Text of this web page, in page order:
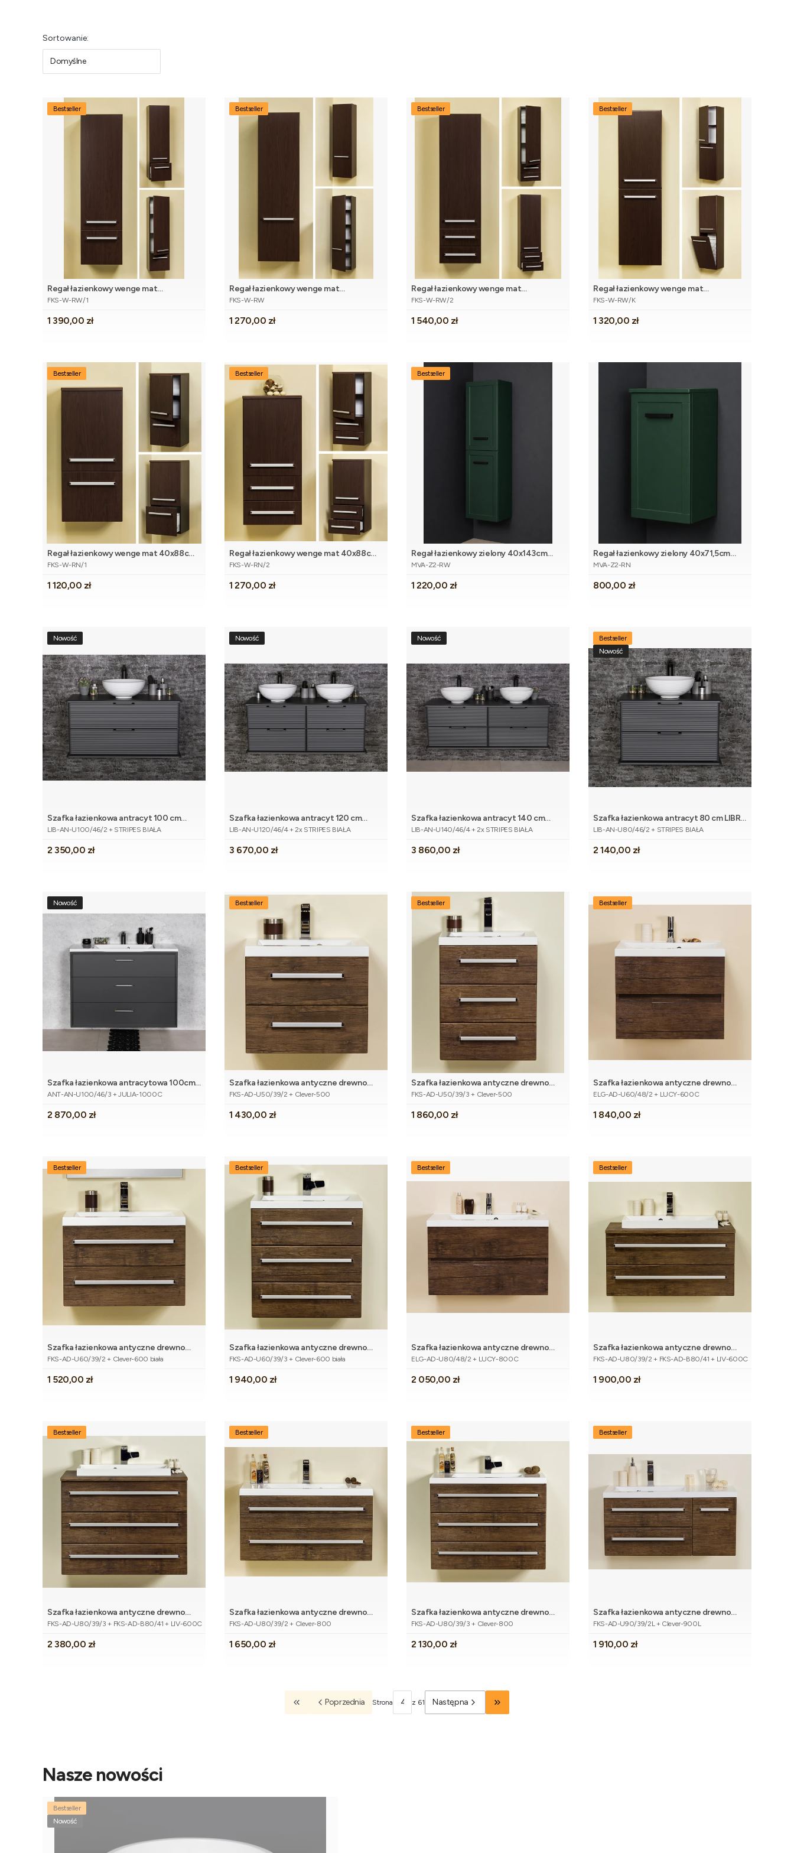
Lista produktów
Sortowanie:
Domyślne
Bestseller
Regał łazienkowy wenge mat
40x143,5cm FOKUS
Kod produktu
FKS-W-RW/1
Cena
1 390,00 zł
Bestseller
Regał łazienkowy wenge mat
40x143,5cm FOKUS
Kod produktu
FKS-W-RW
Cena
1 270,00 zł
Bestseller
Regał łazienkowy wenge mat
40x143,5cm FOKUS z dwiema
Kod produktu
FKS-W-RW/2
Cena
1 540,00 zł
Bestseller
Regał łazienkowy wenge mat
40x143,5cm FOKUS z koszem
Kod produktu
FKS-W-RW/K
Cena
1 320,00 zł
Bestseller
Regał łazienkowy wenge mat 40x88cm
FOKUS
Kod produktu
FKS-W-RN/1
Cena
1 120,00 zł
Bestseller
Dodaj do koszyka
Regał łazienkowy wenge mat 40x88cm
FOKUS z dwiema szufladami
Kod produktu
FKS-W-RN/2
Cena
1 270,00 zł
Bestseller
Dodaj do koszyka
Regał łazienkowy zielony 40x143cm
MEIVA
Kod produktu
MVA-Z2-RW
Cena
1 220,00 zł
Regał łazienkowy zielony 40x71,5cm
MEIVA
Kod produktu
MVA-Z2-RN
Cena
800,00 zł
Nowość
Dodaj do koszyka
Szafka łazienkowa antracyt 100 cm
LIBRA z umywalką
Kod produktu
LIB-AN-U100/46/2 + STRIPES BIAŁA
Cena
2 350,00 zł
Nowość
Dodaj do koszyka
Szafka łazienkowa antracyt 120 cm
LIBRA z dwiema umywalkami
Kod produktu
LIB-AN-U120/46/4 + 2x STRIPES BIAŁA
Cena
3 670,00 zł
Nowość
Dodaj do koszyka
Szafka łazienkowa antracyt 140 cm
LIBRA z dwiema umywalkami
Kod produktu
LIB-AN-U140/46/4 + 2x STRIPES BIAŁA
Cena
3 860,00 zł
Bestseller
Nowość
Dodaj do koszyka
Szafka łazienkowa antracyt 80 cm LIBRA
z umywalką
Kod produktu
LIB-AN-U80/46/2 + STRIPES BIAŁA
Cena
2 140,00 zł
Nowość
Szafka łazienkowa antracytowa 100cm
ANTE z umywalką białą
Kod produktu
ANT-AN-U100/46/3 + JULIA-1000C
Cena
2 870,00 zł
Bestseller
Dodaj do koszyka
Szafka łazienkowa antyczne drewno
50cm FOKUS z umywalką
Kod produktu
FKS-AD-U50/39/2 + Clever-500
Cena
1 430,00 zł
Bestseller
Szafka łazienkowa antyczne drewno
50cm FOKUS z umywalką
Kod produktu
FKS-AD-U50/39/3 + Clever-500
Cena
1 860,00 zł
Bestseller
Szafka łazienkowa antyczne drewno
60cm ELEGANTE z umywalką
Kod produktu
ELG-AD-U60/48/2 + LUCY-600C
Cena
1 840,00 zł
Bestseller
Dodaj do koszyka
Szafka łazienkowa antyczne drewno
60cm FOKUS z umywalką
Kod produktu
FKS-AD-U60/39/2 + Clever-600 biała
Cena
1 520,00 zł
Bestseller
Szafka łazienkowa antyczne drewno
60cm FOKUS z umywalką
Kod produktu
FKS-AD-U60/39/3 + Clever-600 biała
Cena
1 940,00 zł
Bestseller
Szafka łazienkowa antyczne drewno
80cm ELEGANTE z umywalką
Kod produktu
ELG-AD-U80/48/2 + LUCY-800C
Cena
2 050,00 zł
Bestseller
Dodaj do koszyka
Szafka łazienkowa antyczne drewno
80cm FOKUS z blatem i umywalką
Kod produktu
FKS-AD-U80/39/2 + FKS-AD-B80/41 + LIV-600C
Cena
1 900,00 zł
Bestseller
Szafka łazienkowa antyczne drewno
80cm FOKUS z blatem i umywalką
Kod produktu
FKS-AD-U80/39/3 + FKS-AD-B80/41 + LIV-600C
Cena
2 380,00 zł
Bestseller
Dodaj do koszyka
Szafka łazienkowa antyczne drewno
80cm FOKUS z umywalką
Kod produktu
FKS-AD-U80/39/2 + Clever-800
Cena
1 650,00 zł
Bestseller
Szafka łazienkowa antyczne drewno
80cm FOKUS z umywalką
Kod produktu
FKS-AD-U80/39/3 + Clever-800
Cena
2 130,00 zł
Bestseller
Dodaj do koszyka
Szafka łazienkowa antyczne drewno
90cm FOKUS z umywalką
Kod produktu
FKS-AD-U90/39/2L + Clever-900L
Cena
1 910,00 zł
Wróć do pierwszej strony z produktami
Poprzednia Strona z 61 Następna Przejdź do ostatniej strony z produktami
Nasze nowości
Bestseller
Nowość